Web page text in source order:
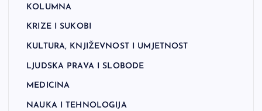
KOLUMNA
KRIZE I SUKOBI
KULTURA, KNJIŽEVNOST I UMJETNOST
LJUDSKA PRAVA I SLOBODE
MEDICINA
NAUKA I TEHNOLOGIJA